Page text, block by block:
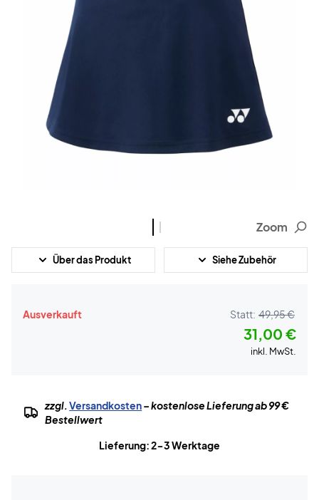
Zoom
Über das Produkt Siehe Zubehör
Ausverkauft Statt: 49,95 €
31,00 €
inkl. MwSt.
zzgl.Versandkosten– kostenlose Lieferung ab 99 €
Bestellwert
Lieferung: 2-3 Werktage